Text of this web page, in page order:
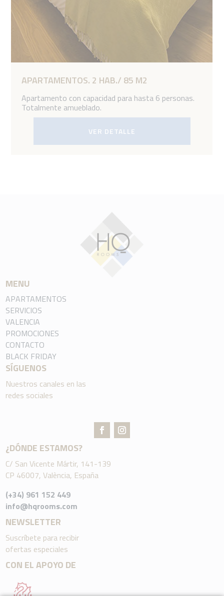
APARTAMENTOS. 2 HAB./ 85 M2
Apartamento con capacidad para hasta 6 personas.
Totalmente amueblado.
VER DETALLE
MENU
APARTAMENTOS
SERVICIOS
VALENCIA
PROMOCIONES
CONTACTO
BLACK FRIDAY
SÍGUENOS
Nuestros canales en las
redes sociales
¿DÓNDE ESTAMOS?
C/ San Vicente Mártir, 141-139
CP 46007, València, España
(+34) 961 152 449
info@hqrooms.com
NEWSLETTER
Suscríbete para recibir
ofertas especiales
CON EL APOYO DE